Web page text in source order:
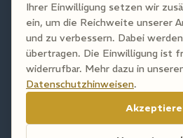
LEISTUNGEN
Stuckmontage Restaurierung
CAD-Planung Stuckateur Berlin/
Stuckarbeiten Berlin/Brandenburg
© 2026 Stuckdiscount ·
Berlin/Brandenburg
Buchholzer Straße 31, 14547 Beelitz
Ihrer Einwilligung setzen wir
ein, um die Reichweite unserer
und zu verbessern. Dabei
übertragen. Die Einwilligung ist
widerrufbar. Mehr dazu in
Datenschutzhinweisen.